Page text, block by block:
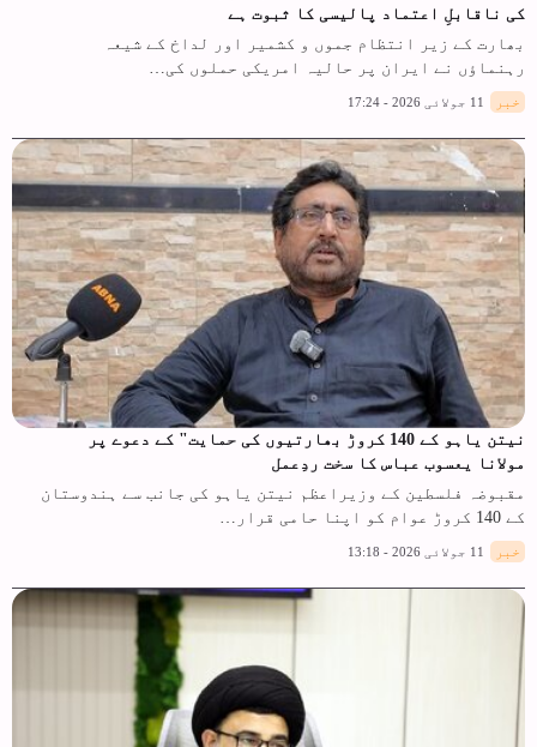
کی ناقابلِ اعتماد پالیسی کا ثبوت ہے
بھارت کے زیر انتظام جموں و کشمیر اور لداخ کے شیعہ
رہنماؤں نے ایران پر حالیہ امریکی حملوں کی…
خبر 11 جولائی 2026 - 17:24
نیتن یاہو کے 140 کروڑ بھارتیوں کی حمایت" کے دعوے پر
مولانا یعسوب عباس کا سخت ردِعمل
مقبوضہ فلسطین کے وزیراعظم نیتن یاہو کی جانب سے ہندوستان
کے 140 کروڑ عوام کو اپنا حامی قرار…
خبر 11 جولائی 2026 - 13:18